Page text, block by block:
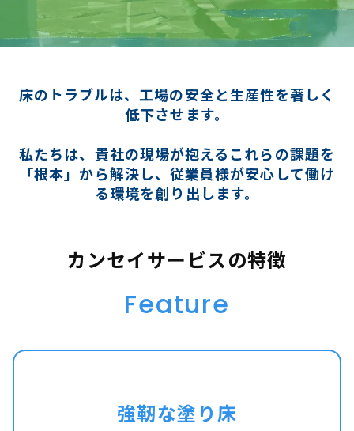
床のトラブルは、工場の安全と生産性を著しく
低下させます。
私たちは、貴社の現場が抱えるこれらの課題を
「根本」から解決し、従業員様が安心して働け
る環境を創り出します。
カンセイサービスの特徴
Feature
強靭な塗り床